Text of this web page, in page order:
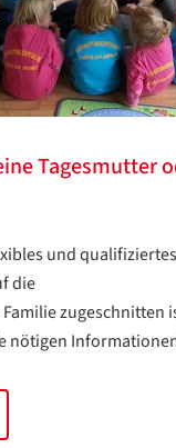
Tagesmutter
und
die
zugeschnitten
nötigen